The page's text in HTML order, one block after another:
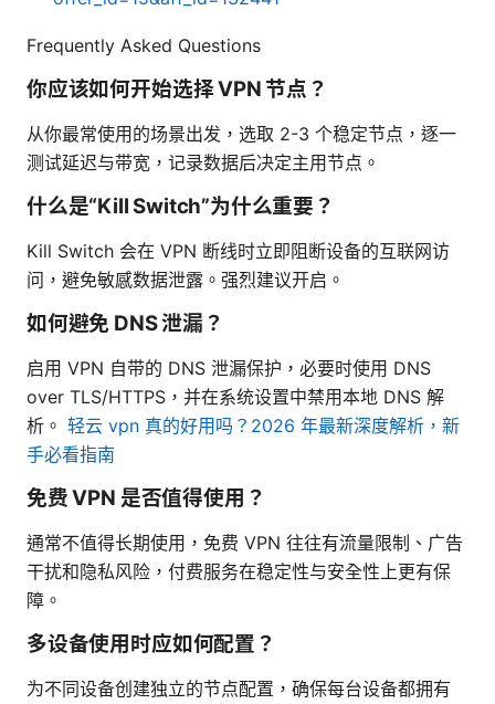
Frequently Asked Questions
你应该如何开始选择 VPN 节点？
从你最常使用的场景出发，选取 2-3 个稳定节点，逐一
测试延迟与带宽，记录数据后决定主用节点。
什么是“Kill Switch”为什么重要？
Kill Switch 会在 VPN 断线时立即阻断设备的互联网访
问，避免敏感数据泄露。强烈建议开启。
如何避免 DNS 泄漏？
启用 VPN 自带的 DNS 泄漏保护，必要时使用 DNS
over TLS/HTTPS，并在系统设置中禁用本地 DNS 解
析。 轻云 vpn 真的好用吗？2026 年最新深度解析，新
手必看指南
免费 VPN 是否值得使用？
通常不值得长期使用，免费 VPN 往往有流量限制、广告
干扰和隐私风险，付费服务在稳定性与安全性上更有保
障。
多设备使用时应如何配置？
为不同设备创建独立的节点配置，确保每台设备都拥有